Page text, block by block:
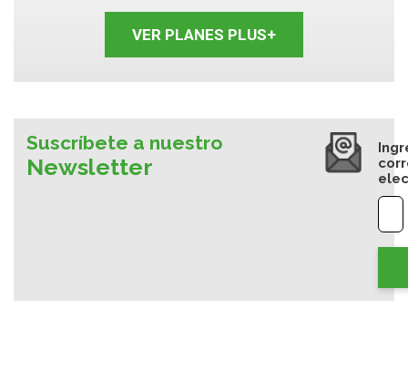
VER PLANES PLUS+
Suscríbete a nuestro
Newsletter